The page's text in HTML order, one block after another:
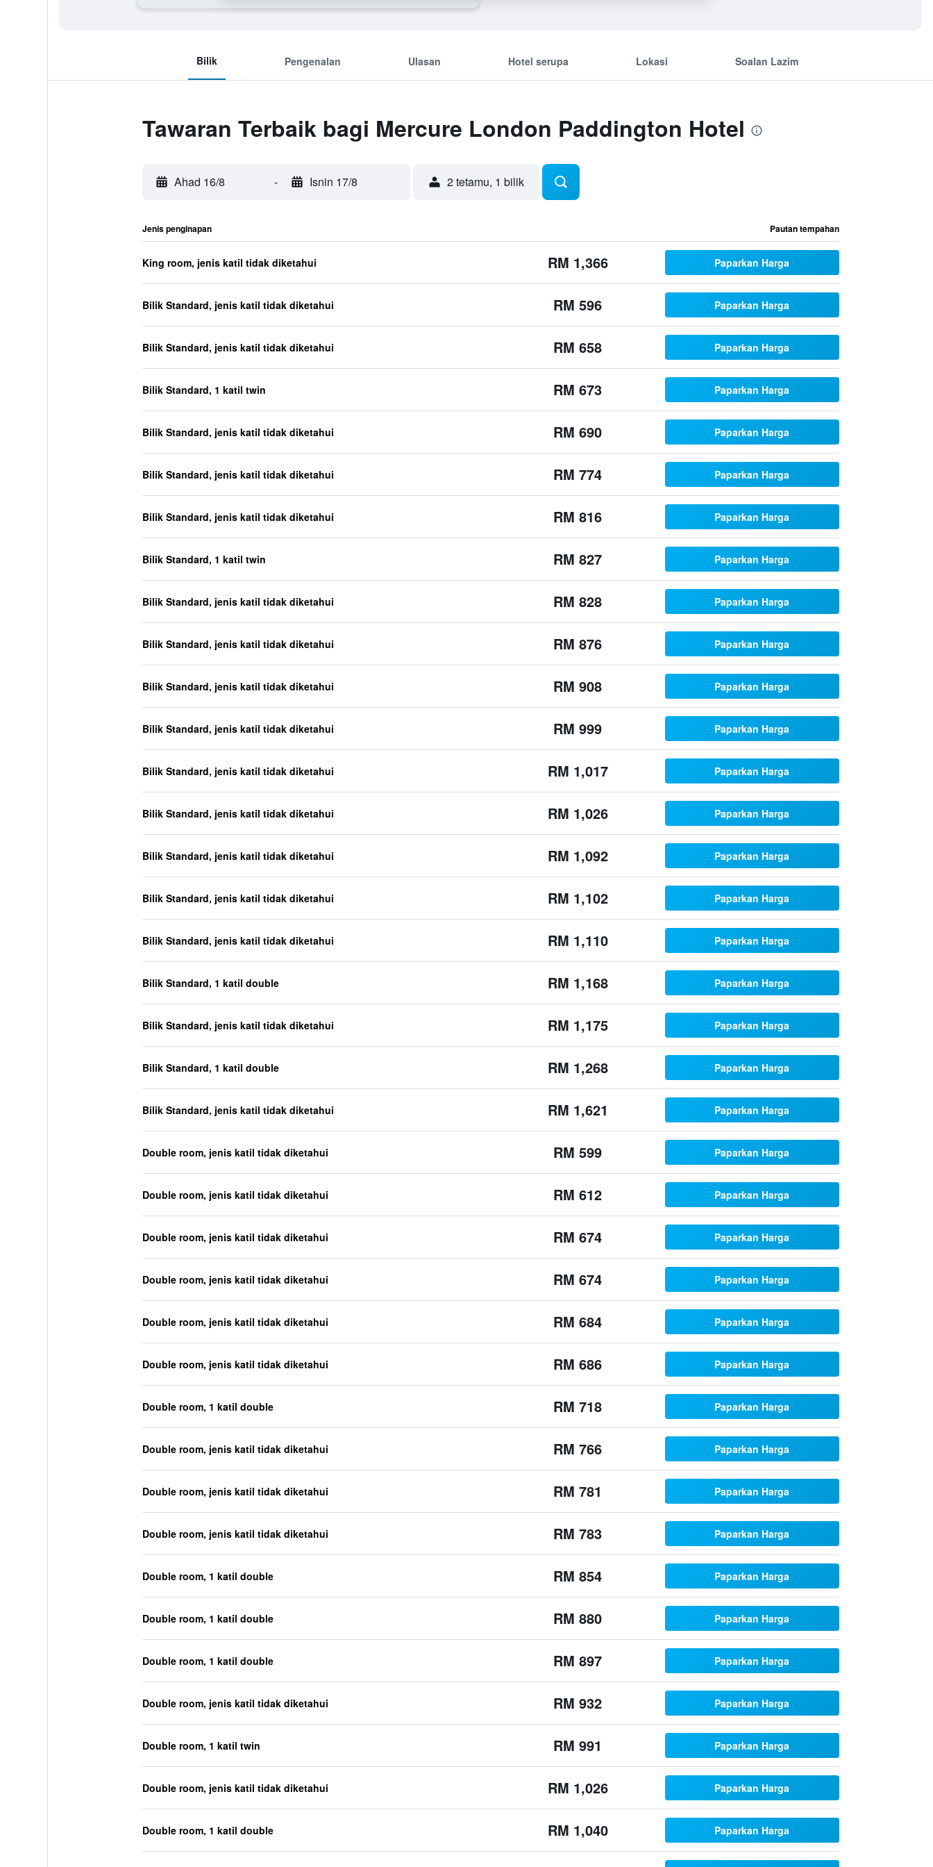
Bilik Pengenalan Ulasan Hotel serupa Lokasi Soalan Lazim
Tawaran Terbaik bagi Mercure London Paddington Hotel
Ahad 16/8 - Isnin 17/8 2 tetamu, 1 bilik
Jenis penginapan Pautan tempahan
King room, jenis katil tidak diketahui RM 1,366 Paparkan Harga
Bilik Standard, jenis katil tidak diketahui RM 596 Paparkan Harga
Bilik Standard, jenis katil tidak diketahui RM 658 Paparkan Harga
Bilik Standard, 1 katil twin RM 673 Paparkan Harga
Bilik Standard, jenis katil tidak diketahui RM 690 Paparkan Harga
Bilik Standard, jenis katil tidak diketahui RM 774 Paparkan Harga
Bilik Standard, jenis katil tidak diketahui RM 816 Paparkan Harga
Bilik Standard, 1 katil twin RM 827 Paparkan Harga
Bilik Standard, jenis katil tidak diketahui RM 828 Paparkan Harga
Bilik Standard, jenis katil tidak diketahui RM 876 Paparkan Harga
Bilik Standard, jenis katil tidak diketahui RM 908 Paparkan Harga
Bilik Standard, jenis katil tidak diketahui RM 999 Paparkan Harga
Bilik Standard, jenis katil tidak diketahui RM 1,017 Paparkan Harga
Bilik Standard, jenis katil tidak diketahui RM 1,026 Paparkan Harga
Bilik Standard, jenis katil tidak diketahui RM 1,092 Paparkan Harga
Bilik Standard, jenis katil tidak diketahui RM 1,102 Paparkan Harga
Bilik Standard, jenis katil tidak diketahui RM 1,110 Paparkan Harga
Bilik Standard, 1 katil double RM 1,168 Paparkan Harga
Bilik Standard, jenis katil tidak diketahui RM 1,175 Paparkan Harga
Bilik Standard, 1 katil double RM 1,268 Paparkan Harga
Bilik Standard, jenis katil tidak diketahui RM 1,621 Paparkan Harga
Double room, jenis katil tidak diketahui RM 599 Paparkan Harga
Double room, jenis katil tidak diketahui RM 612 Paparkan Harga
Double room, jenis katil tidak diketahui RM 674 Paparkan Harga
Double room, jenis katil tidak diketahui RM 674 Paparkan Harga
Double room, jenis katil tidak diketahui RM 684 Paparkan Harga
Double room, jenis katil tidak diketahui RM 686 Paparkan Harga
Double room, 1 katil double RM 718 Paparkan Harga
Double room, jenis katil tidak diketahui RM 766 Paparkan Harga
Double room, jenis katil tidak diketahui RM 781 Paparkan Harga
Double room, jenis katil tidak diketahui RM 783 Paparkan Harga
Double room, 1 katil double RM 854 Paparkan Harga
Double room, 1 katil double RM 880 Paparkan Harga
Double room, 1 katil double RM 897 Paparkan Harga
Double room, jenis katil tidak diketahui RM 932 Paparkan Harga
Double room, 1 katil twin RM 991 Paparkan Harga
Double room, jenis katil tidak diketahui RM 1,026 Paparkan Harga
Double room, 1 katil double RM 1,040 Paparkan Harga